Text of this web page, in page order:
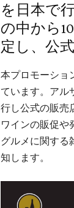
を日本で
の中から
定し、公
本プロモーショ
ています。アル
行し公式の販売
ワインの販促や
グルメに関する
知します。